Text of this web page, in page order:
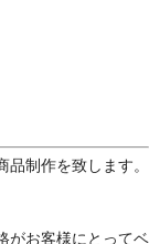
制作を致します。
がお客様にとってベ